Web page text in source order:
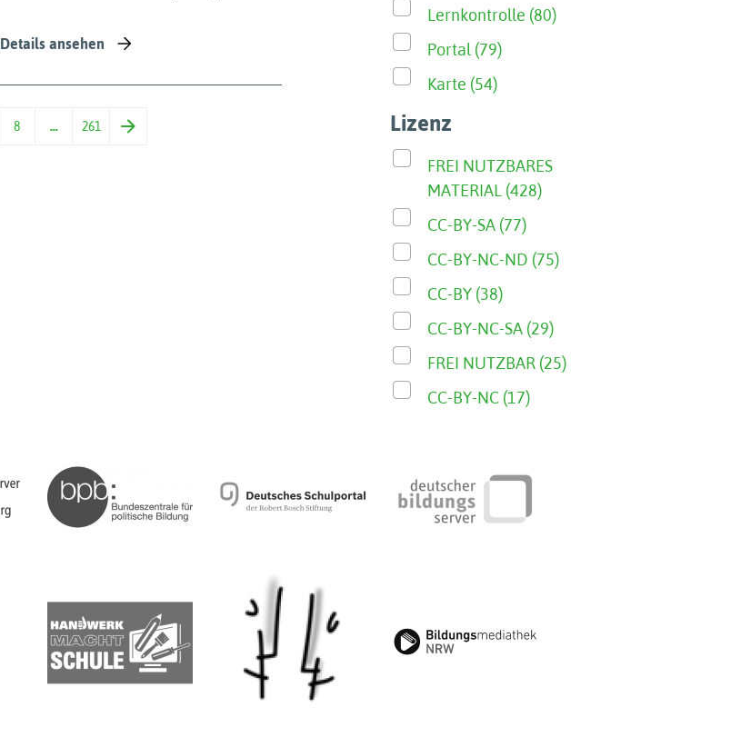
Details ansehen
8 … 261
Lernkontrolle (80)
Portal (79)
Karte (54)
Lizenz
FREI NUTZBARES
MATERIAL (428)
CC-BY-SA (77)
CC-BY-NC-ND (75)
CC-BY (38)
CC-BY-NC-SA (29)
FREI NUTZBAR (25)
CC-BY-NC (17)